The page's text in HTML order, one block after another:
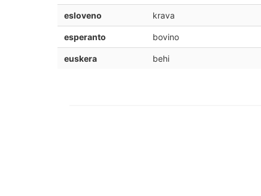
esloveno krava
esperanto bovino
euskera behi